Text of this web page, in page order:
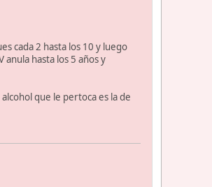
cada 2 hasta los 10 y luego
hasta los 5 años y
que le pertoca es la de